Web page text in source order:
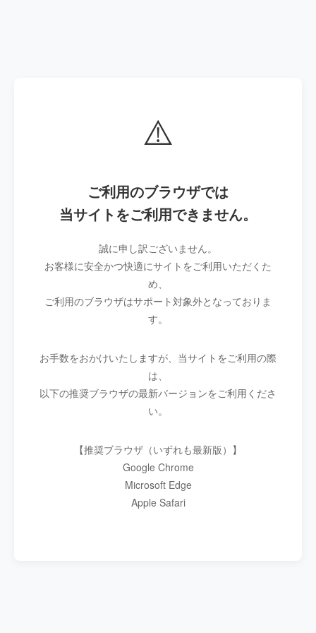
⚠️
ご利用のブラウザでは
当サイトをご利用できません。
誠に申し訳ございません。
お客様に安全かつ快適にサイトをご利用いただくた
め、
ご利用のブラウザはサポート対象外となっておりま
す。
お手数をおかけいたしますが、当サイトをご利用の際
は、
以下の推奨ブラウザの最新バージョンをご利用くださ
い。
【推奨ブラウザ（いずれも最新版）】
Google Chrome
Microsoft Edge
Apple Safari